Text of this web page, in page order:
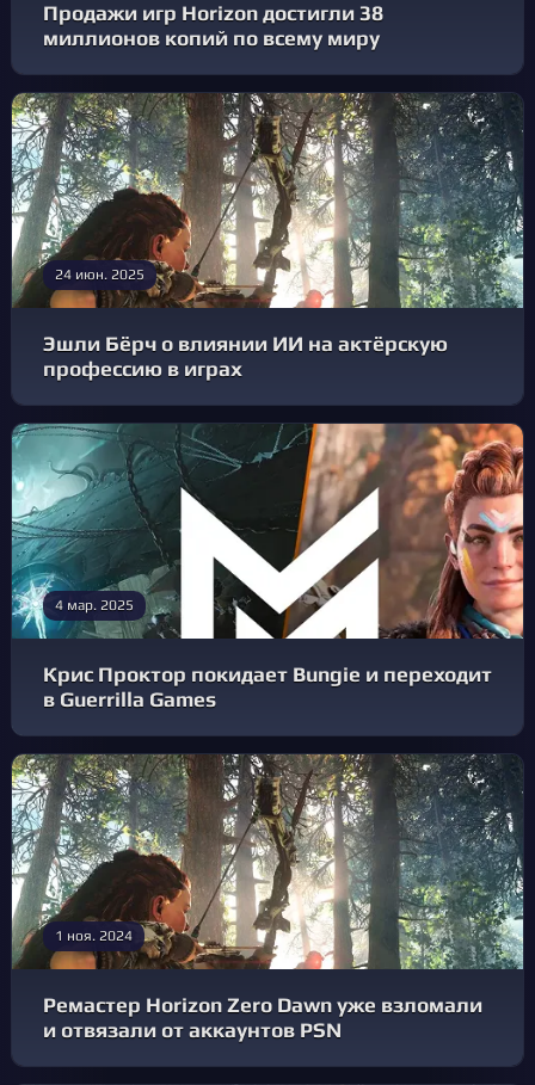
Продажи игр Horizon достигли 38
миллионов копий по всему миру
24 июн. 2025
Эшли Бёрч о влиянии ИИ на актёрскую
профессию в играх
4 мар. 2025
Крис Проктор покидает Bungie и переходит
в Guerrilla Games
1 ноя. 2024
Ремастер Horizon Zero Dawn уже взломали
и отвязали от аккаунтов PSN